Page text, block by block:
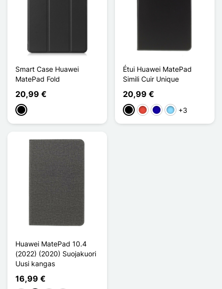
Smart Case Huawei
MatePad Fold
20,99 €
Musta
Étui Huawei MatePad
Simili Cuir Unique
20,99 €
MustaPunainenBleu Foncé
Bleu Clair
+3
Huawei MatePad 10.4
(2022) (2020) Suojakuori
Uusi kangas
16,99 €